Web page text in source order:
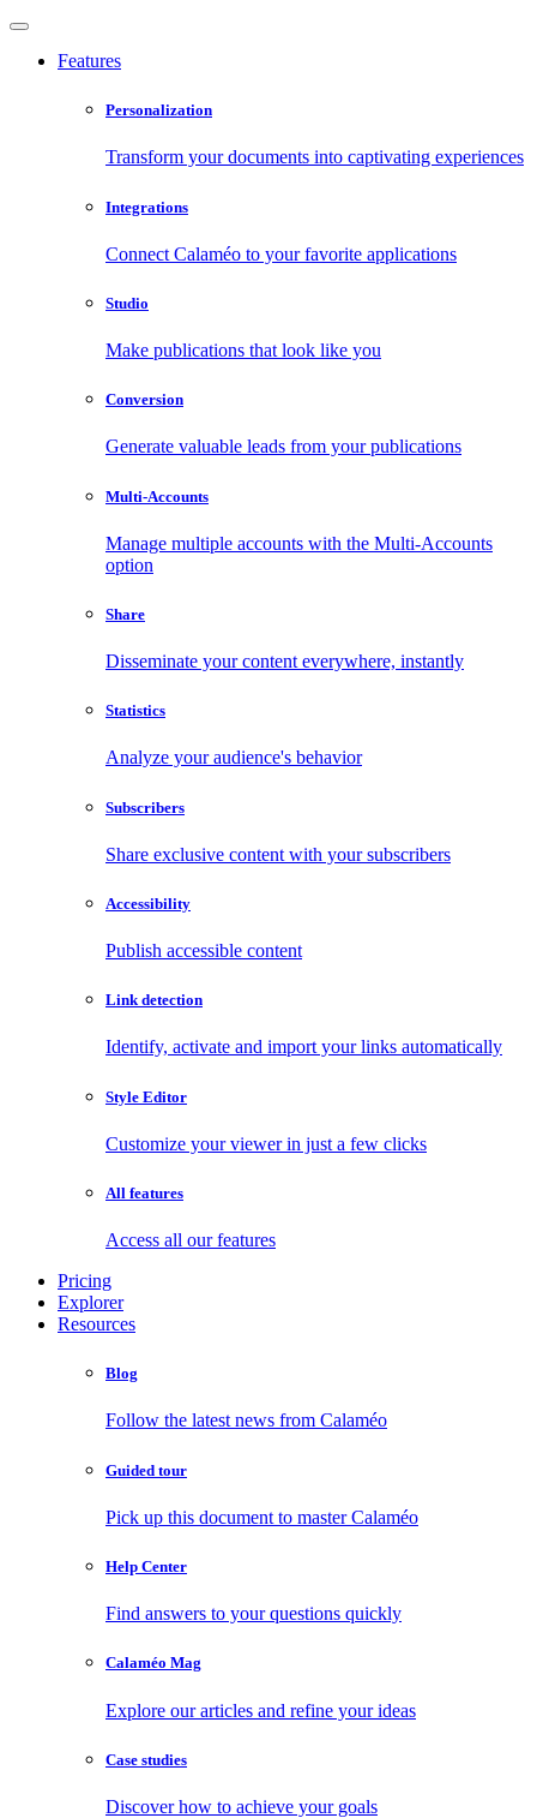
Features
Personalization
Transform your documents into captivating experiences
Integrations
Connect Calaméo to your favorite applications
Studio
Make publications that look like you
Conversion
Generate valuable leads from your publications
Multi-Accounts
Manage multiple accounts with the Multi-Accounts
option
Share
Disseminate your content everywhere, instantly
Statistics
Analyze your audience's behavior
Subscribers
Share exclusive content with your subscribers
Accessibility
Publish accessible content
Link detection
Identify, activate and import your links automatically
Style Editor
Customize your viewer in just a few clicks
All features
Access all our features
Pricing
Explorer
Resources
Blog
Follow the latest news from Calaméo
Guided tour
Pick up this document to master Calaméo
Help Center
Find answers to your questions quickly
Calaméo Mag
Explore our articles and refine your ideas
Case studies
Discover how to achieve your goals